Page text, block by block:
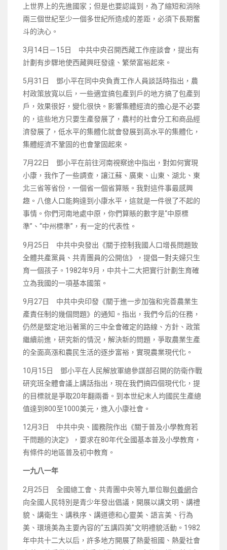
上世界上的先進國家；但是也要認識到，為了縮短和消除
兩三個世紀至少一個多世紀所造成的差距，必須下長期奮
斗的決心。
3月14日－15日 中共中央召開西藏工作座談會，提出有
計劃有步驟地使西藏興旺發達、繁榮富裕起來。
5月31日 鄧小平在同中央負責工作人員談話時指出，農
村政策放寬以后，一些適宜搞包產到戶的地方搞了包產到
戶，效果很好，變化很快。影響集體經濟的擔心是不必要
的，這些地方只要生產發展了，農村的社會分工和商品經
濟發展了，低水平的集體化就會發展到高水平的集體化，
集體經濟不鞏固的也會鞏固起來。
7月22日 鄧小平在前往河南視察途中指出，對如何實現
小康，我作了一些調查，讓江蘇、廣東、山東、湖北、東
北三省等省份，一個省一個省算賬。我對這件事最感興
趣。八億人口能夠達到小康水平，這就是一件很了不起的
事情。你們河南地處中原，你們算賬的數字是“中原標
準”、“中州標準”，有一定的代表性。
9月25日 中共中央發出《關于控制我國人口增長問題致
全體共產黨員、共青團員的公開信》，提倡一對夫婦只生
育一個孩子。1982年9月，中共十二大把實行計劃生育確
立為我國的一項基本國策。
9月27日 中共中央印發《關于進一步加強和完善農業生
產責任制的幾個問題》的通知。指出，我們今后的任務，
仍然是堅定地沿著黨的三中全會確定的路線、方針、政策
繼續前進，研究新的情況，解決新的問題，爭取農業生產
的全面高漲和農民生活的逐步富裕，實現農業現代化。
10月15日 鄧小平在人民解放軍總參謀部召開的防衛作戰
研究班全體會議上講話指出，現在我們搞四個現代化，提
的目標就是爭取20年翻兩番。到本世紀末人均國民生產總
值達到800至1000美元，進入小康社會。
12月3日 中共中央、國務院作出《關于普及小學教育若
干問題的決定》，要求在80年代全國基本普及小學教育，
有條件的地區普及初中教育。
一九八一年
2月25日 全國總工會、共青團中央等九單位聯包養網合
向全國人民特別是青少年發出倡議，開展以講文明、講禮
貌、講衛生、講秩序、講道德和心靈美、語言美、行為
美、環境美為主要內容的“五講四美”文明禮貌活動。1982
年中共十二大以后，許多地方開展了熱愛祖國、熱愛社會